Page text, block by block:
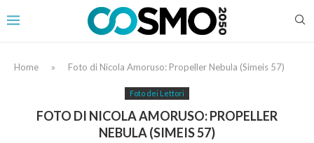
Home » Foto di Nicola Amoruso: Propeller Nebula (Simeis 57)
Foto dei Lettori
FOTO DI NICOLA AMORUSO: PROPELLER
NEBULA (SIMEIS 57)